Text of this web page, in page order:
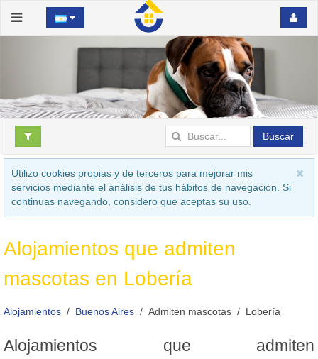
Buscar
Utilizo cookies propias y de terceros para mejorar mis
servicios mediante el análisis de tus hábitos de navegación. Si
continuas navegando, considero que aceptas su uso.
Alojamientos que admiten
mascotas en Lobería
Alojamientos Buenos Aires Admiten mascotas Lobería
Alojamientos que admiten